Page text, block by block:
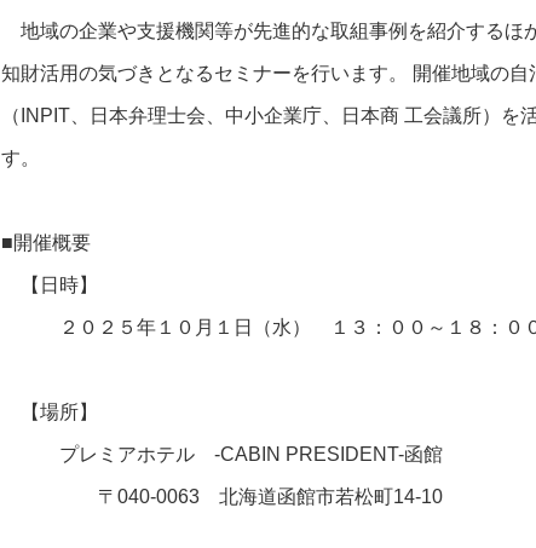
地域の企業や支援機関等が先進的な取組事例を紹介するほ
知財活用の気づきとなるセミナーを行います。 開催地域の
（INPIT、日本弁理士会、中小企業庁、日本商 工会議所）
す。
■開催概要
【日時】
２０２５年１０月１日（水） １３：００～１８：０
【場所】
プレミアホテル -CABIN PRESIDENT-函館
〒040-0063 北海道函館市若松町14-10